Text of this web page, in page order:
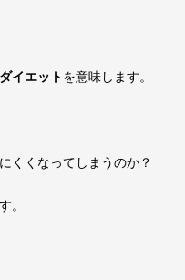
イエットを意味します。
くくなってしまうのか？
。